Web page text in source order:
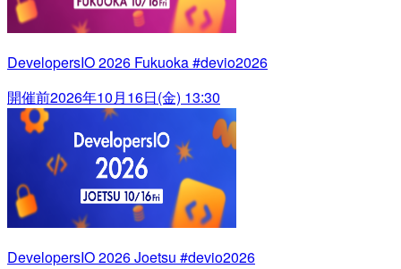
DevelopersIO 2026 Fukuoka #devio2026
開催前2026年10月16日(金) 13:30
DevelopersIO 2026 Joetsu #devio2026